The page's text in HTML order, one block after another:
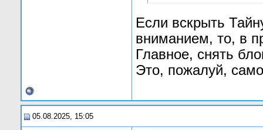
Если вскрыть
вниманием, то, в
Главное, снять
Это, пожалуй,
05.08.2025, 15:05